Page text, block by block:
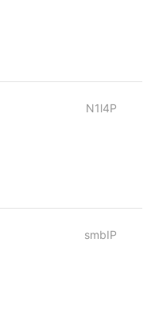
N1l4P
smbIP